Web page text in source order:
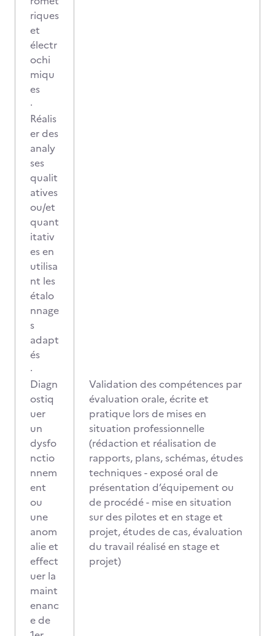
riques
et
électr
ochi
miqu
es
·
Réalis
er des
analy
ses
qualit
atives
ou/et
quant
itativ
es en
utilisa
nt les
étalo
nnage
s
adapt
és
·
Diagn
ostiq
uer
un
dysfo
nctio
nnem
ent
ou
une
anom
alie et
effect
uer la
maint
enanc
e de
Validation des compétences par
évaluation orale, écrite et
pratique lors de mises en
situation professionnelle
(rédaction et réalisation de
rapports, plans, schémas, études
techniques - exposé oral de
présentation d’équipement ou
de procédé - mise en situation
sur des pilotes et en stage et
projet, études de cas, évaluation
du travail réalisé en stage et
projet)